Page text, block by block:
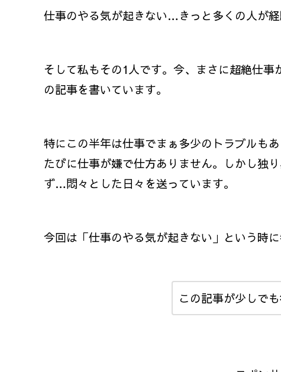
仕事のやる気が起きない…きっと多くの人が経
そして私もその1人です。今、まさに超絶仕
の記事を書いています。
特にこの半年は仕事でまぁ多少のトラブルも
たびに仕事が嫌で仕方ありません。しかし独
ず…悶々とした日々を送っています。
今回は「仕事のやる気が起きない」という時
この記事が少しで